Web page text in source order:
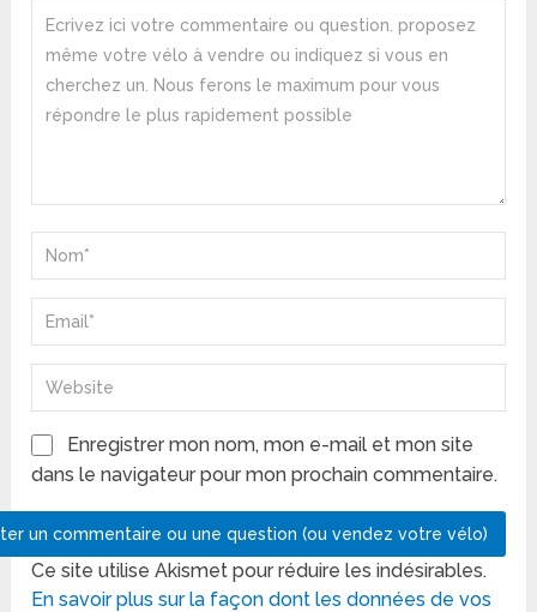
Enregistrer mon nom, mon e-mail et mon site
dans le navigateur pour mon prochain commentaire.
Ce site utilise Akismet pour réduire les indésirables.
En savoir plus sur la façon dont les données de vos